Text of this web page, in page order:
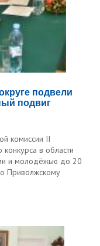
подвели
подвиг
комиссии II
конкурса в области
и молодёжью до 20
Приволжскому